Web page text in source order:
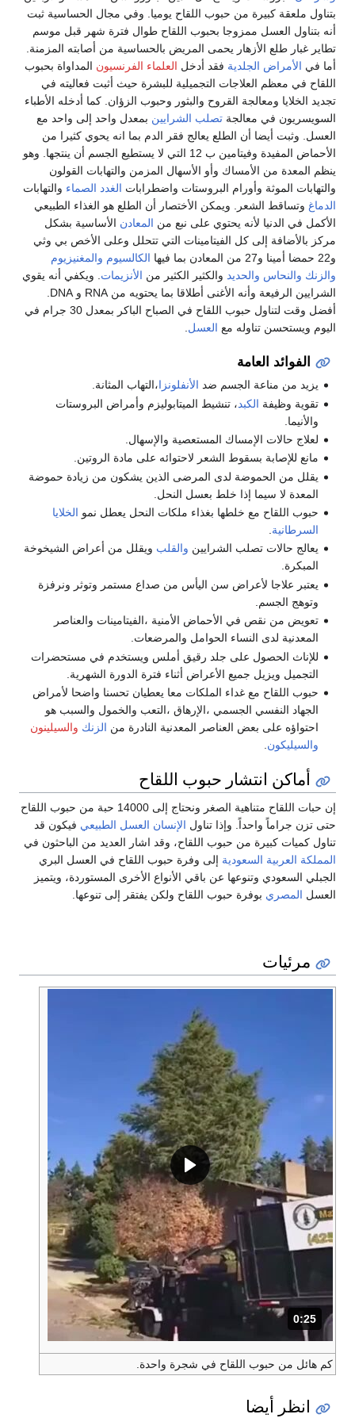
كبيرة من حبوب اللقاح يوميا. وفي مجال الحساسية ثبت
العسل ممزوجا بحبوب اللقاح طوال فترة شهر قبل موسم
طلع الأزهار يحمى المريض بالحساسية من أصابته المزمنة.
الأمراض الجلدية فقد أدخلالعلماء الفرنسيونالمداواة بحبوب
معظم العلاجات التجميلية للبشرة حيث أثبت فعاليته في
ومعالجة القروح والبثور وحبوب الزؤان. كما أدخله الأطباء
في معالجة تصلب الشرايينبمعدل واحد إلى واحد مع
أيضا أن الطلع يعالج فقر الدم بما انه يحوي كثيرا من
الأحماض المفيدة وفيتامين ب 12 التي لا يستطيع الجسم أن ينتجها. وهو
من الأمساك وأو الأسهال المزمن والتهابات القولون
الموثة وأورام البروستات واضطراباتالغدد الصماءوالتهابات
الشعر. ويمكن الأختصار أن الطلع هو الغذاء الطبيعي
الدنيا لأنه يحتوي على نبع منالمعادن الأساسية بشكل
إلى كل الفيتامينات التي تتحلل وعلى الأخص بي وثي
الكالسيوم والمغنيزيوم
والنحاس والحديدوالكثير الكثير من الأنزيمات. ويكفي أنه يقوي
الشرايين الرفيعة وأنه الأغنى أطلاقا بما يحتويه من RNA و DNA.
أفضل وقت لتناول حبوب اللقاح في الصباح الباكر بمعدل 30 جرام في
تناوله معالعسل.
العامة
من مناعة الجسم ضد الأنفلونزا،التهاب المثانة.
وظيفةالكبد، تنشيط الميتابوليزم وأمراض البروستات
حالات الإمساك المستعصية والإسهال.
للإصابة بسقوط الشعر لاحتوائه على مادة الروتين.
من الحموضة لدى المرضى الذين يشكون من زيادة حموضة
لا سيما إذا خلط بعسل النحل.
اللقاح مع خلطها بغذاء ملكات النحل يعطل نموالخلايا
حالات تصلب الشرايينوالقلبويقلل من أعراض الشيخوخة
علاجا لأعراض سن اليأس من صداع مستمر وتوثر ونرفزة
الجسم.
من نقص في الأحماض الأمنية ،الفيتامينات والعناصر
لدى النساء الحوامل والمرضعات.
الحصول على جلد رقيق أملس ويستخدم في مستحضرات
ويزيل جميع الأعراض أثناء فترة الدورة الشهرية.
اللقاح مع غداء الملكات معا يعطيان تحسنا واضحا لأمراض
النفسي الجسمي ،الإرهاق ،التعب والخمول والسبب هو
على بعض العناصر المعدنية النادرة من الزنك والسيلينون
.
انتشار حبوب اللقاح
إن حبات اللقاح متناهية الصغر ونحتاج إلى 14000 حبة من حبوب اللقاح
جراماً واحداً. وإذا تناول الإنسان العسل الطبيعيفيكون قد
كبيرة من حبوب اللقاح، وقد اشار العديد من الباحثون في
العربية السعوديةإلى وفرة حبوب اللقاح في العسل البري
وتنوعها عن باقي الأنواع الأخرى المستوردة، ويتميز
المصريبوفرة حبوب اللقاح ولكن يفتقر إلى تنوعها.
من حبوب اللقاح في شجرة واحدة.
أيضا